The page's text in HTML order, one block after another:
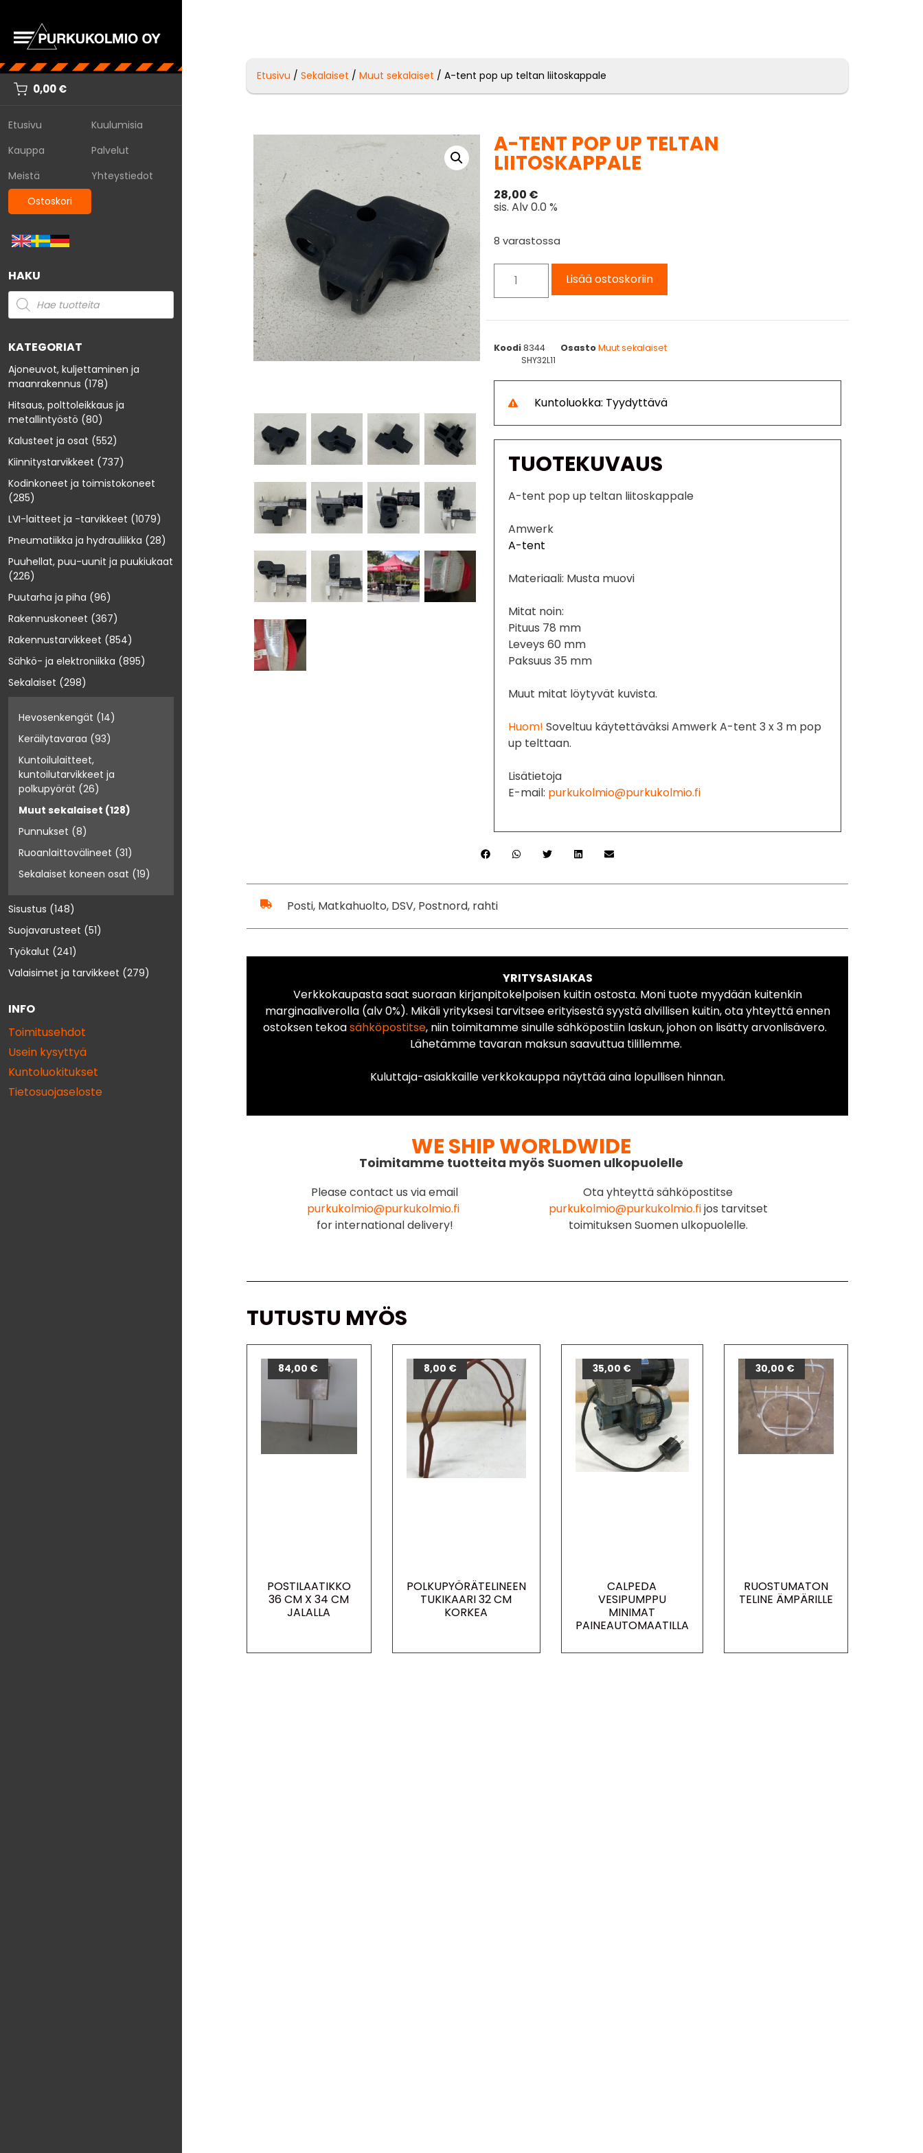
0,00€
Etusivu
Kuulumisia
Kauppa
Palvelut
Meistä
Yhteystiedot
Ostoskori
HAKU
KATEGORIAT
Ajoneuvot, kuljettaminen ja
maanrakennus (178)
Hitsaus, polttoleikkaus ja
metallintyöstö (80)
Kalusteet ja osat (552)
Kiinnitystarvikkeet (737)
Kodinkoneet ja toimistokoneet
(285)
LVI-laitteet ja -tarvikkeet (1079)
Pneumatiikka ja hydrauliikka (28)
Puuhellat, puu-uunit ja puukiukaat
(226)
Puutarha ja piha (96)
Rakennuskoneet (367)
Rakennustarvikkeet (854)
Sähkö- ja elektroniikka (895)
Sekalaiset (298)
Hevosenkengät (14)
Keräilytavaraa (93)
Kuntoilulaitteet,
kuntoilutarvikkeet ja
polkupyörät (26)
Muut sekalaiset (128)
Punnukset (8)
Ruoanlaittovälineet (31)
Sekalaiset koneen osat (19)
Sisustus (148)
Suojavarusteet (51)
Työkalut (241)
Valaisimet ja tarvikkeet (279)
INFO
Toimitusehdot
Usein kysyttyä
Kuntoluokitukset
Tietosuojaseloste
Etusivu /Sekalaiset /Muut sekalaiset / A-tent pop up teltan liitoskappale
A-TENT POP UP TELTAN
LIITOSKAPPALE
28,00 €
sis. Alv 0.0 %
8 varastossa
Lisää ostoskoriin
Koodi8344 Osasto Muut sekalaiset
SHY32L11
Kuntoluokka: Tyydyttävä
TUOTEKUVAUS
A-tent pop up teltan liitoskappale
Amwerk
A-tent
Materiaali: Musta muovi
Mitat noin:
Pituus 78 mm
Leveys 60 mm
Paksuus 35 mm
Muut mitat löytyvät kuvista.
Huom! Soveltuu käytettäväksi Amwerk A-tent 3 x 3 m pop
up telttaan.
Lisätietoja
E-mail: purkukolmio@purkukolmio.fi
Posti, Matkahuolto, DSV, Postnord, rahti
YRITYSASIAKAS
Verkkokaupasta saat suoraan kirjanpitokelpoisen kuitin ostosta. Moni tuote myydään kuitenkin
marginaaliverolla (alv 0%). Mikäli yrityksesi tarvitsee erityisestä syystä alvillisen kuitin, ota yhteyttä ennen
ostoksen tekoasähköpostitse, niin toimitamme sinulle sähköpostiin laskun, johon on lisätty arvonlisävero.
Lähetämme tavaran maksun saavuttua tilillemme.
Kuluttaja-asiakkaille verkkokauppa näyttää aina lopullisen hinnan.
WE SHIP WORLDWIDE
Toimitamme tuotteita myös Suomen ulkopuolelle
Please contact us via email
purkukolmio@purkukolmio.fi
for international delivery!
Ota yhteyttä sähköpostitse
purkukolmio@purkukolmio.fijos tarvitset
toimituksen Suomen ulkopuolelle.
TUTUSTU MYÖS
POSTILAATIKKO
36 CM X 34 CM
JALALLA
84,00 €
POLKUPYÖRÄTELINEEN
TUKIKAARI 32 CM
KORKEA
8,00 €
CALPEDA
VESIPUMPPU
MINIMAT
PAINEAUTOMAATILLA
35,00 €
RUOSTUMATON
TELINE ÄMPÄRILLE
30,00 €